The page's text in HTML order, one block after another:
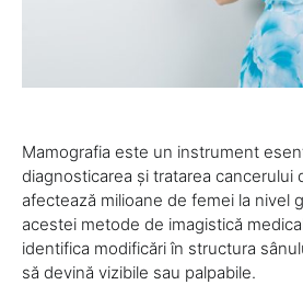
Mamografia este un instrument
diagnosticarea și tratarea cancerului
afectează milioane de femei la nivel
acestei metode de imagistică
identifica modificări în structura
să devină vizibile sau palpabile.